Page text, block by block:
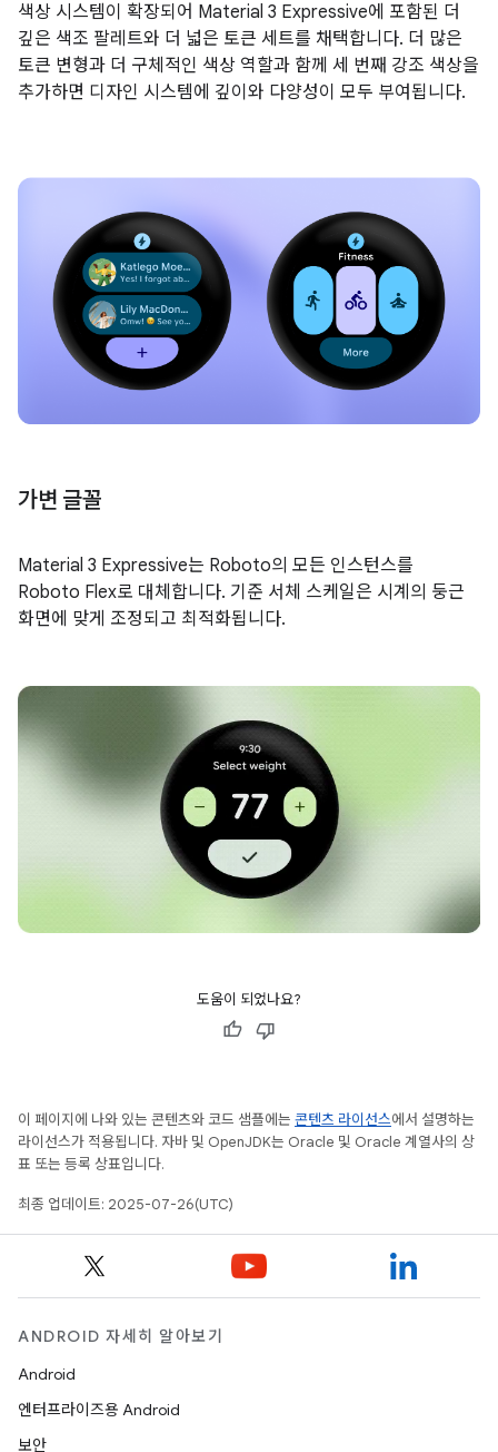
색상 시스템이 확장되어 Material 3 Expressive에 포함된 더
깊은 색조 팔레트와 더 넓은 토큰 세트를 채택합니다. 더 많은
토큰 변형과 더 구체적인 색상 역할과 함께 세 번째 강조 색상을
추가하면 디자인 시스템에 깊이와 다양성이 모두 부여됩니다.
가변 글꼴
Material 3 Expressive는 Roboto의 모든 인스턴스를
Roboto Flex로 대체합니다. 기준 서체 스케일은 시계의 둥근
화면에 맞게 조정되고 최적화됩니다.
도움이 되었나요?
이 페이지에 나와 있는 콘텐츠와 코드 샘플에는 콘텐츠 라이선스에서 설명하는
라이선스가 적용됩니다. 자바 및 OpenJDK는 Oracle 및 Oracle 계열사의 상
표 또는 등록 상표입니다.
최종 업데이트: 2025-07-26(UTC)
ANDROID 자세히 알아보기
Android
엔터프라이즈용 Android
보안